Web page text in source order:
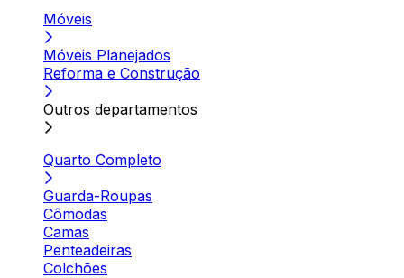
Móveis
Móveis Planejados
Reforma e Construção
Outros departamentos
Quarto Completo
Guarda-Roupas
Cômodas
Camas
Penteadeiras
Colchões